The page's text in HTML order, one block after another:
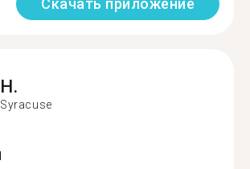
H.
Syracuse